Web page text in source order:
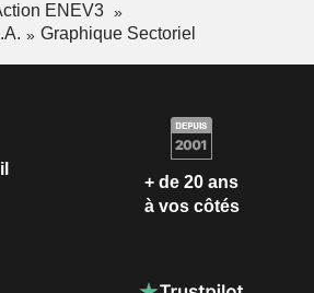
ENEV3
Graphique Sectoriel
+ de 20 ans
à vos côtés